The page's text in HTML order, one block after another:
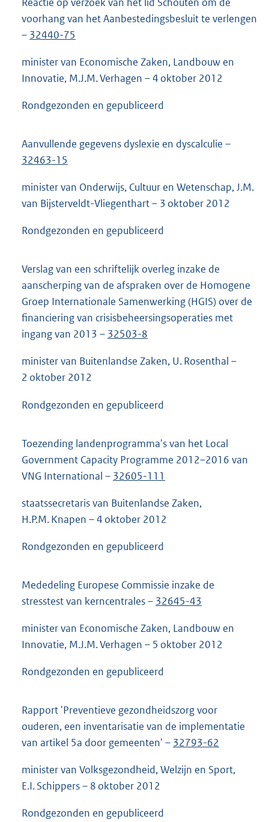
voorhang van het Aanbestedingsbesluit te verlengen
– 32440-75
minister van Economische Zaken, Landbouw en
Innovatie, M.J.M. Verhagen – 4 oktober 2012
Rondgezonden en gepubliceerd
Aanvullende gegevens dyslexie en dyscalculie –
32463-15
minister van Onderwijs, Cultuur en Wetenschap, J.M.
van Bijsterveldt-Vliegenthart – 3 oktober 2012
Rondgezonden en gepubliceerd
Verslag van een schriftelijk overleg inzake de
aanscherping van de afspraken over de Homogene
Groep Internationale Samenwerking (HGIS) over de
financiering van crisisbeheersingsoperaties met
ingang van 2013 – 32503-8
minister van Buitenlandse Zaken, U. Rosenthal –
2 oktober 2012
Rondgezonden en gepubliceerd
Toezending landenprogramma's van het Local
Government Capacity Programme 2012–2016 van
VNG International – 32605-111
staatssecretaris van Buitenlandse Zaken,
H.P.M. Knapen – 4 oktober 2012
Rondgezonden en gepubliceerd
Mededeling Europese Commissie inzake de
stresstest van kerncentrales – 32645-43
minister van Economische Zaken, Landbouw en
Innovatie, M.J.M. Verhagen – 5 oktober 2012
Rondgezonden en gepubliceerd
Rapport 'Preventieve gezondheidszorg voor
ouderen, een inventarisatie van de implementatie
van artikel 5a door gemeenten' – 32793-62
minister van Volksgezondheid, Welzijn en Sport,
E.I. Schippers – 8 oktober 2012
Rondgezonden en gepubliceerd